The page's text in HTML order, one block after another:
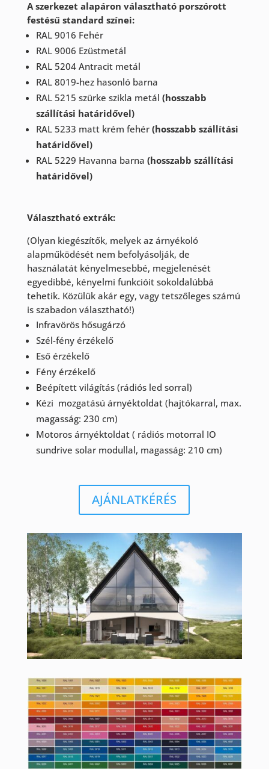
A szerkezet alapáron választható porszórott
festésű standard színei:
RAL 9016 Fehér
RAL 9006 Ezüstmetál
RAL 5204 Antracit metál
RAL 8019-hez hasonló barna
RAL 5215 szürke szikla metál (hosszabb
szállítási határidővel)
RAL 5233 matt krém fehér (hosszabb szállítási
határidővel)
RAL 5229 Havanna barna (hosszabb szállítási
határidővel)
Választható extrák:
(Olyan kiegészítők, melyek az árnyékoló
alapműködését nem befolyásolják, de
használatát kényelmesebbé, megjelenését
egyedibbé, kényelmi funkcióit sokoldalúbbá
tehetik. Közülük akár egy, vagy tetszőleges számú
is szabadon választható!)
Infravörös hősugárzó
Szél-fény érzékelő
Eső érzékelő
Fény érzékelő
Beépített világítás (rádiós led sorral)
Kézi mozgatású árnyéktoldat (hajtókarral, max.
magasság: 230 cm)
Motoros árnyéktoldat ( rádiós motorral IO
sundrive solar modullal, magasság: 210 cm)
AJÁNLATKÉRÉS